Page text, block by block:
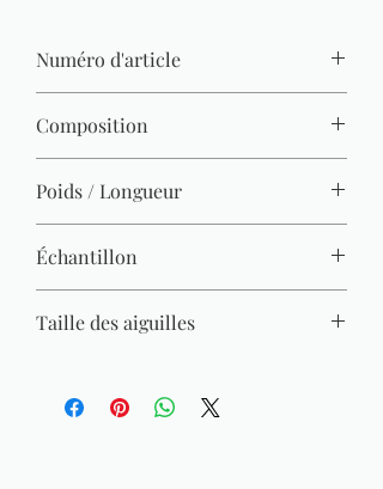
Numéro d'article
Composition
Poids / Longueur
Échantillon
Taille des aiguilles